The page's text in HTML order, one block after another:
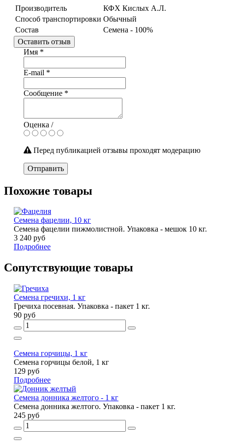
Производитель
КФХ Кислых А.Л.
Способ транспортировки Обычный
Состав
Семена - 100%
Оставить отзыв
Имя *
E-mail *
Сообщение *
Оценка /
Перед публикацией отзывы проходят модерацию
Отправить
Похожие товары
Семена фацелии, 10 кг
Семена фацелии пижмолистной. Упаковка - мешок 10 кг.
3 240 руб
Подробнее
Сопутствующие товары
Семена гречихи, 1 кг
Гречиха посевная. Упаковка - пакет 1 кг.
90 руб
Семена горчицы, 1 кг
Семена горчицы белой, 1 кг
129 руб
Подробнее
Семена донника желтого - 1 кг
Семена донника желтого. Упаковка - пакет 1 кг.
245 руб